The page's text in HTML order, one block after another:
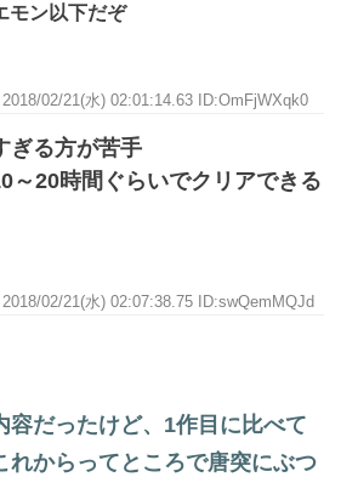
モン以下だぞ
2018/02/21(水) 02:01:14.63 ID:OmFjWXqk0
ぎる方が苦手
～20時間ぐらいでクリアできる
2018/02/21(水) 02:07:38.75 ID:swQemMQJd
容だったけど、1作目に比べて
れからってところで唐突にぶつ